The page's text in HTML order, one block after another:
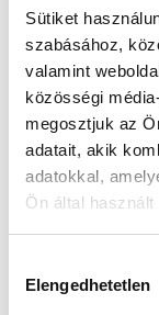
Sütiket
szabásához,
valamint
közösségi
megosztjuk az
adatait, akik
adatokkal,
Ön által
Elengedhetetlen
neked
17
a